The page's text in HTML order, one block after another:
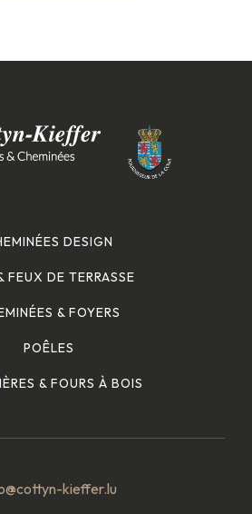
DESIGN
FEUX DE TERRASSE
& FOYERS
POÊLES
& FOURS À BOIS
kieffer.lu